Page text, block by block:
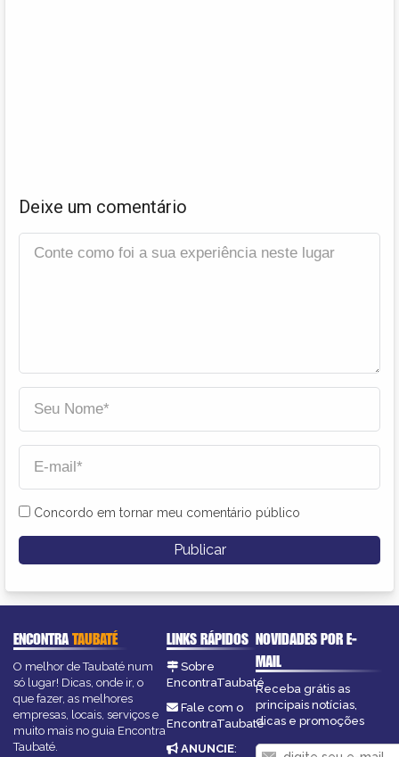
Deixe um comentário
Concordo em tornar meu comentário público
ENCONTRATAUBATÉ
O melhor de Taubaté num
só lugar! Dicas, onde ir, o
que fazer, as melhores
empresas, locais, serviços e
muito mais no guia Encontra
Taubaté.
LINKS RÁPIDOS
Sobre
EncontraTaubaté
Fale com o
EncontraTaubaté
ANUNCIE:
NOVIDADES POR E-
MAIL
Receba grátis as
principais notícias,
dicas e promoções